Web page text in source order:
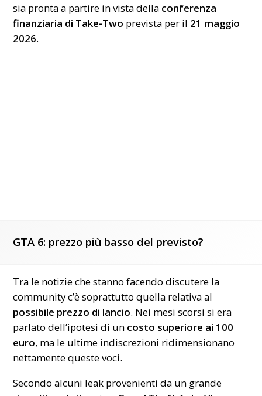
sia pronta a partire in vista della conferenza
finanziaria di Take-Two prevista per il 21 maggio
2026.
GTA 6: prezzo più basso del previsto?
Tra le notizie che stanno facendo discutere la
community c’è soprattutto quella relativa al
possibile prezzo di lancio. Nei mesi scorsi si era
parlato dell’ipotesi di un costo superiore ai 100
euro, ma le ultime indiscrezioni ridimensionano
nettamente queste voci.
Secondo alcuni leak provenienti da un grande